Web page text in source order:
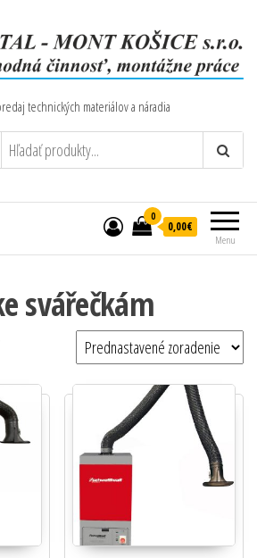
technických materiálov a náradia
Menu
0
0,00€
svářečkám